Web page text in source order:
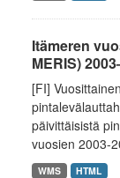
Itämeren
MERIS)
[FI]
päivittäisistä
vuosien 2003-
WMS HTML